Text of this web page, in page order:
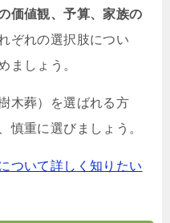
価値観、予算、家族の
ぞれの選択肢につい
ましょう。
木葬）を選ばれる方
慎重に選びましょう。
ついて詳しく知りたい